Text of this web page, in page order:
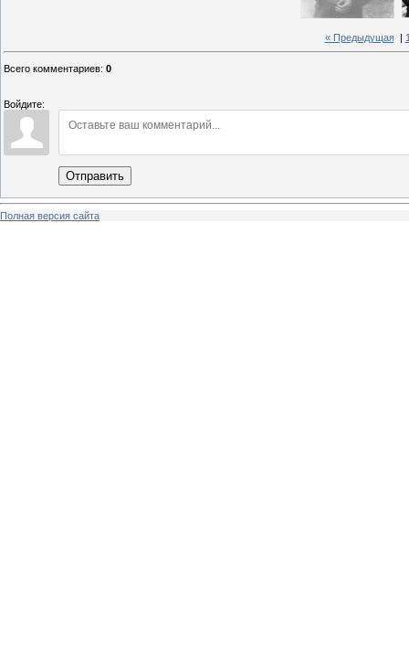
« Предыдущая|
Всего комментариев: 0
Войдите:
Отправить
Полная версия сайта